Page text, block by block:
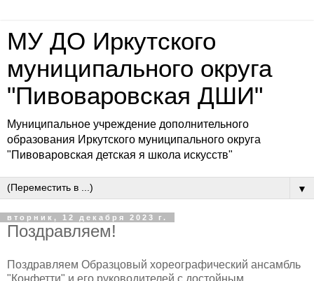
МУ ДО Иркутского
муниципального округа
"Пивоваровская ДШИ"
Муниципальное учреждение дополнительного
образования Иркутского муниципального округа
"Пивоваровская детская я школа искусств"
▼
вторник, 12 декабря 2023 г.
Поздравляем!
Поздравляем Образцовый хореографический ансамбль
"Конфетти" и его руководителей с достойным